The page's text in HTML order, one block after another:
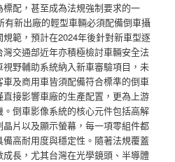
配，甚至成為法規強制要求的一
有新出廠的輕型車輛必須配備倒車攝
範，預計在2024年後針對新車型逐
交通部近年亦積極檢討車輛安全法
野輔助系統納入新車審驗項目，未
及商用車皆須配備符合標準的倒車
接影響車廠的生產配置，更為上游
倒車影像系統的核心元件包括高解
片以及顯示螢幕，每一項零組件都
高耐用度與穩定性。隨著法規覆蓋
長，尤其台灣在光學鏡頭、半導體